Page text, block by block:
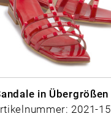
in Übergrößen
2021-15